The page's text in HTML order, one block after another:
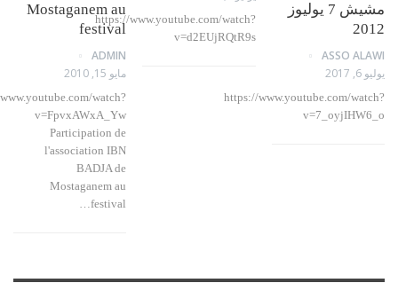
مشيش 7 يوليوز
ASSO
https://www.youtube.com/
https://www.youtube.com/watch?
v=d2EUjRQtR9s
Mostaganem au
festival
https://www.youtube.com/watch?
v=FpvxAWxA_Yw
Participation de
l'association IBN
BADJA de
Mostaganem au
festival…